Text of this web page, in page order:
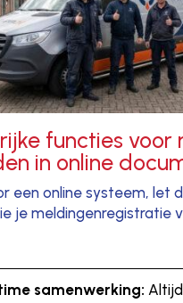
functies voor
in online
een online systeem, let
je meldingenregistratie
samenwerking: